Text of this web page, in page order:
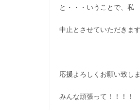
と・・・いうことで、
中止とさせていただきま
応援よろしくお願い致し
みんな頑張って！！！！